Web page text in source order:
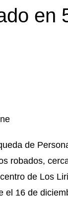
en
de
robados,
de Los
el 16 de